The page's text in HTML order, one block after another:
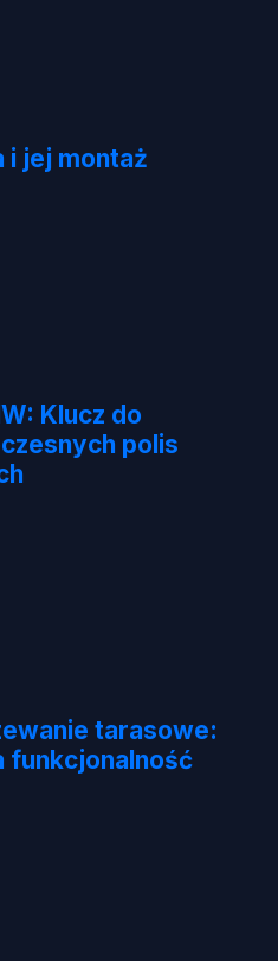
i jej montaż
Klucz do
polis
tarasowe:
funkcjonalność